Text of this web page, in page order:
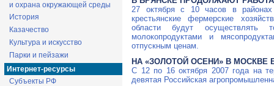
и охрана окружающей среды
История
Казачество
Культура и искусство
Парки и пейзажи
Интернет-ресурсы
Субъекты РФ
27 октября с 10 часов в районах
крестьянские фермерские
области будут осуществлять
молокопродуктами и
отпускным ценам.
НА «ЗОЛОТОЙ ОСЕНИ» В МОСКВЕ
С 12 по 16 октября 2007 года на
девятая Российская